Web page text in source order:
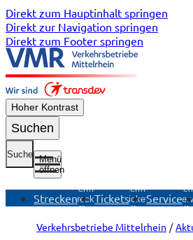
Direkt zum Hauptinhalt springen
Direkt zur Navigation springen
Direkt zum Footer springen
Hoher Kontrast
Suchen
Suche
Menü
öffnen
Strecken
Untermenü
Strecken
öffnen
Tickets
Untermenü
Tickets
öffnen
Service
Verkehrsbetriebe Mittelrhein